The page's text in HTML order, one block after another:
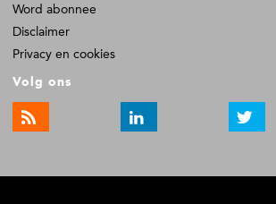
Word abonnee
Disclaimer
Privacy en cookies
Volg ons